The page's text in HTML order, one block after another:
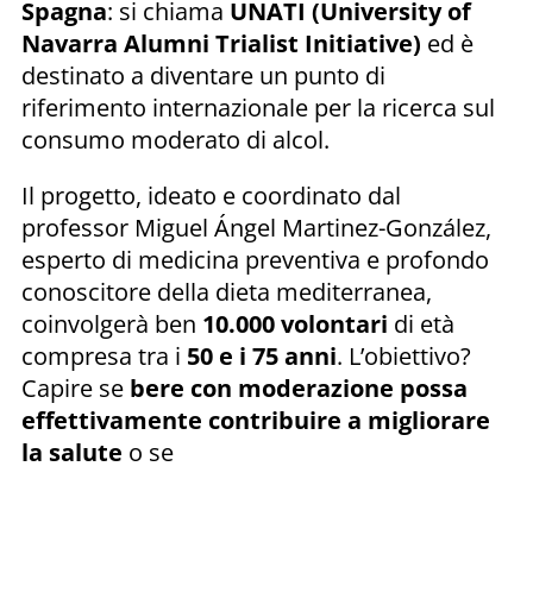
Spagna: si chiama UNATI (University of
Navarra Alumni Trialist Initiative) ed è
destinato a diventare un punto di
riferimento internazionale per la ricerca sul
consumo moderato di alcol.
Il progetto, ideato e coordinato dal
professor Miguel Ángel Martinez-González,
esperto di medicina preventiva e profondo
conoscitore della dieta mediterranea,
coinvolgerà ben 10.000 volontari di età
compresa tra i 50 e i 75 anni. L’obiettivo?
Capire se bere con moderazione possa
effettivamente contribuire a migliorare
la salute o se